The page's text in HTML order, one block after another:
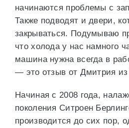
начинаются проблемы с
Также подводят и двери,
закрываться. Подумываю
что холода у нас намного
машина нужна всегда в
— это отзыв от Дмитрия
Начиная с 2008 года,
поколения Ситроен
производится до сих пор,